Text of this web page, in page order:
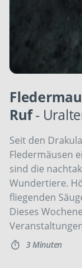
Ruf-
Seit den
Fledermäusen
sind die
Wundertiere.
fliegenden
Dieses
3 Minuten